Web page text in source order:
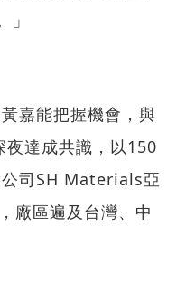
嘉能把握機會，與
達成共識，以150
司SH Materials亞
廠區遍及台灣、中